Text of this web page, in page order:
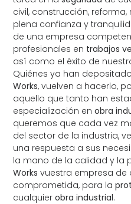
civil, construcción,
plena confianza y
de una empresa
profesionales en trabajos
así como el éxito de
Quiénes ya han
Works, vuelven a hacerlo,
aquello que tanto han
especialización enobra
queremos que cada vez
del sector de la industria,
una respuesta a sus
la mano de la calidad y la
Works vuestra empresa de
comprometida, para la
cualquier obra industrial.